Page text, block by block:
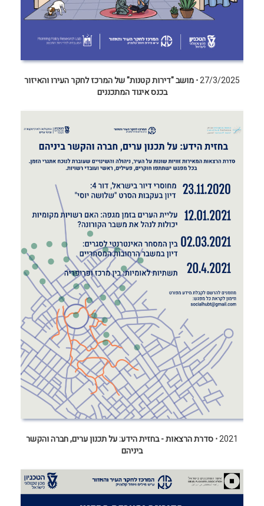
27/3/2025
⋅מושב "דירות קטנות" של המרכז לחקר העירו והאיזור
בכנס איגוד המתכננים
2021
⋅סדרת הרצאות - בחזית הידע: על תכנון ערים, חברה והקשר
ביניהם